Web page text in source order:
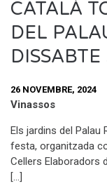
CATALÀ
DEL
26 NOVEMBRE, 2024
Vinassos
Els jardins del Palau
festa, organitzada
Cellers Elaboradors
[…]